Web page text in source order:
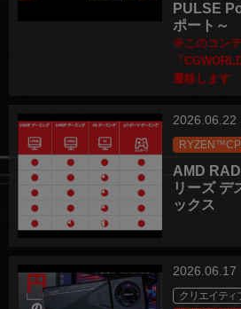
PULSE
ポート～
※このコン
「
遷移します
2026.06.22
AMD
リーズ デ
ックス
2026.06.17
クリエイティ